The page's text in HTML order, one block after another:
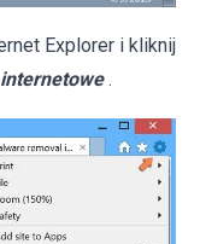
Explorer i kliknij
.